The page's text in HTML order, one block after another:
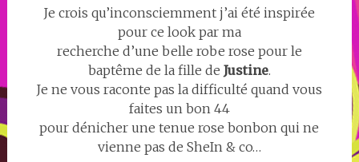
Je crois qu’inconsciemment j’ai été inspirée
pour ce look par ma
recherche d’une belle robe rose pour le
baptême de la fille de Justine.
Je ne vous raconte pas la difficulté quand vous
faites un bon 44
pour dénicher une tenue rose bonbon qui ne
vienne pas de SheIn & co…